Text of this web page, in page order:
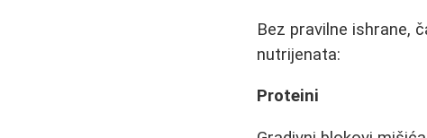
Bez pravilne ishrane,
nutrijenata:
Proteini